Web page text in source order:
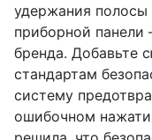
удержания
приборной
бренда. Добавьте
стандартам
систему
ошибочном